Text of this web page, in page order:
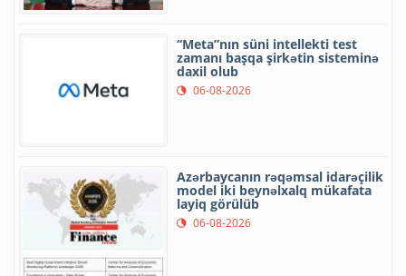
“Meta”nın süni intellekti test
zamanı başqa şirkətin sisteminə
daxil olub
06-08-2026
Azərbaycanın rəqəmsal idarəçilik
model iki beynəlxalq mükafata
layiq görülüb
06-08-2026